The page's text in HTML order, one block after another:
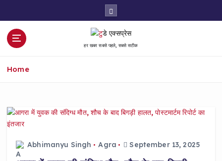
हर खबर सबसे पहले, सबसे सटीक
Home
Abhimanyu Singh Agra September 13, 2025